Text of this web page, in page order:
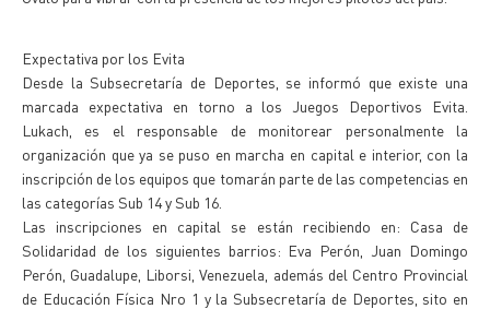
Expectativa por los Evita
Desde la Subsecretaría de Deportes, se informó que existe una
marcada expectativa en torno a los Juegos Deportivos Evita.
Lukach, es el responsable de monitorear personalmente la
organización que ya se puso en marcha en capital e interior, con la
inscripción de los equipos que tomarán parte de las competencias en
las categorías Sub 14 y Sub 16.
Las inscripciones en capital se están recibiendo en: Casa de
Solidaridad de los siguientes barrios: Eva Perón, Juan Domingo
Perón, Guadalupe, Liborsi, Venezuela, además del Centro Provincial
de Educación Física Nro 1 y la Subsecretaría de Deportes, sito en